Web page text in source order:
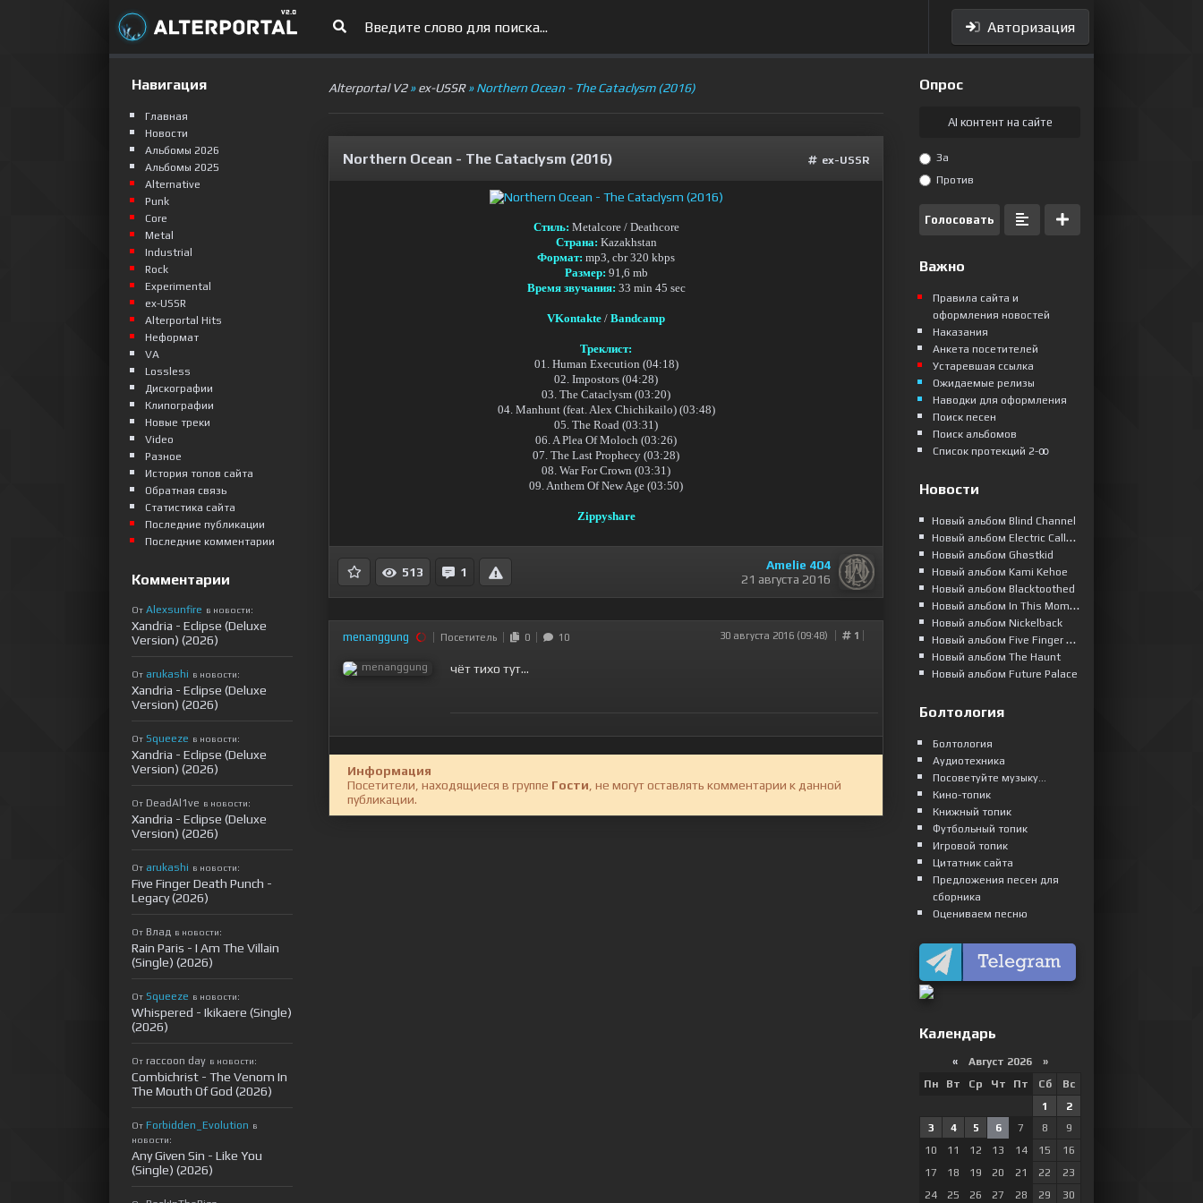
Авторизация
Alterportal V2»ex-USSR» Northern Ocean - The Cataclysm (2016)
Northern Ocean - The Cataclysm (2016) ex-USSR
Стиль: Metalcore / Deathcore
Страна: Kazakhstan
Формат: mp3, cbr 320 kbps
Размер: 91,6 mb
Время звучания: 33 min 45 sec
VKontakte / Bandcamp
Треклист:
01. Human Execution (04:18)
02. Impostors (04:28)
03. The Cataclysm (03:20)
04. Manhunt (feat. Alex Chichikailo) (03:48)
05. The Road (03:31)
06. A Plea Of Moloch (03:26)
07. The Last Prophecy (03:28)
08. War For Crown (03:31)
09. Anthem Of New Age (03:50)
Zippyshare
513 1
Amelie 404
21 августа 2016
menanggung Посетитель 0 10 30 августа 2016 (09:48) 1
чёт тихо тут...
Информация
Посетители, находящиеся в группе Гости , не могут оставлять комментарии к данной
публикации.
Навигация
Главная
Новости
Альбомы 2026
Альбомы 2025
Alternative
Punk
Сore
Metal
Industrial
Rock
Experimental
ex-USSR
Alterportal Hits
Неформат
VA
Lossless
Дискографии
Клипографии
Новые треки
Video
Разное
История топов сайта
Обратная связь
Статистика сайта
Последние публикации
Последние комментарии
Комментарии
От Alexsunfire в новости:
Xandria - Eclipse (Deluxe
Version) (2026)
От arukashi в новости:
Xandria - Eclipse (Deluxe
Version) (2026)
От Squeeze в новости:
Xandria - Eclipse (Deluxe
Version) (2026)
От DeadAl1ve в новости:
Xandria - Eclipse (Deluxe
Version) (2026)
От arukashi в новости:
Five Finger Death Punch -
Legacy (2026)
От Влад в новости:
Rain Paris - I Am The Villain
(Single) (2026)
От Squeeze в новости:
Whispered - Ikikaere (Single)
(2026)
От raccoon day в новости:
Combichrist - The Venom In
The Mouth Of God (2026)
От Forbidden_Evolution в
новости:
Any Given Sin - Like You
(Single) (2026)
Опрос
AI контент на сайте
За
Против
Голосовать
Важно
Правила сайта и
оформления новостей
Наказания
Анкета посетителей
Устаревшая ссылка
Ожидаемые релизы
Наводки для оформления
Поиск песен
Поиск альбомов
Список протекций 2-ꝏ
Новости
Новый альбом Blind Channel
Новый альбом Electric Callboy
Новый альбом Ghøstkid
Новый альбом Kami Kehoe
Новый альбом Blacktoothed
Новый альбом In This Moment
Новый альбом Nickelback
Новый альбом Five Finger Death Punch
Новый альбом The Haunt
Новый альбом Future Palace
Болтология
Болтология
Аудиотехника
Посоветуйте музыку...
Кино-топик
Книжный топик
Футбольный топик
Игровой топик
Цитатник сайта
Предложения песен для
сборника
Оцениваем песню
Календарь
«Август 2026 »
Пн
Вт Ср Чт Пт Сб
Вс
1
2
3
4 5 6 7 8
9
10
11 12 13 14 15
16
17
18 19 20 21 22
23
24
25 26 27 28 29 30